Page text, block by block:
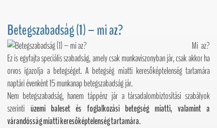
Betegszabadság (1) – mi az?
Mi az?
Ez is egyfajta speciális szabadság, amely csak munkaviszonyban jár, csak akkor ha
orvos igazolja a betegséget. A betegség miatti keresőképtelenség tartamára
naptári évenként 15 munkanap betegszabadság jár.
Nem betegszabadság, hanem táppénz jár a társadalombiztosítási szabályok
szerintiüzemi baleset és foglalkozási betegség miatti, valamint a
várandósság miatti keresőképtelenség tartamára.